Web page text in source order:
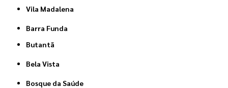
Vila Madalena
Barra Funda
Butantã
Bela Vista
Bosque da Saúde